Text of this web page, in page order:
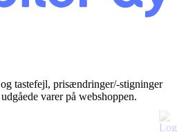
tastefejl, prisændringer/-stigninger
varer på webshoppen.